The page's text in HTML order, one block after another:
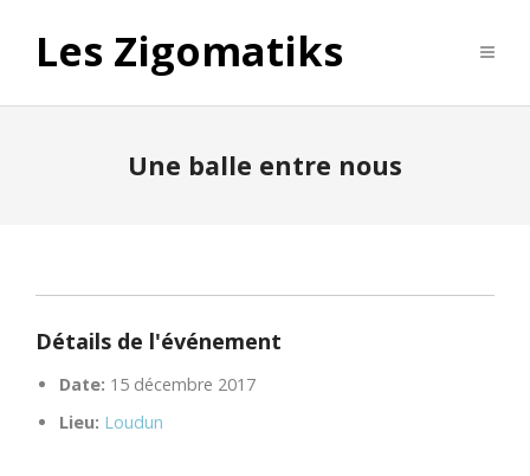
Les Zigomatiks
Une balle entre nous
Détails de l'événement
Date: 15 décembre 2017
Lieu: Loudun